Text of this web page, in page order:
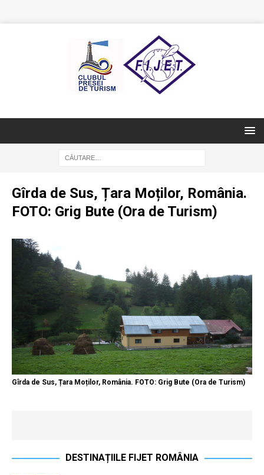
Gîrda de Sus, Țara Moților, România.
FOTO: Grig Bute (Ora de Turism)
Gîrda de Sus, Țara Moților, România. FOTO: Grig Bute (Ora de Turism)
DESTINAȚIILE FIJET ROMÂNIA